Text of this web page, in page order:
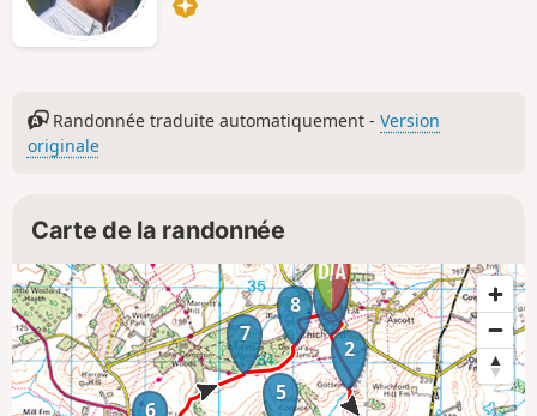
Randonnée traduite automatiquement -Version
originale
Carte de la randonnée
1
2
5
6
7
8